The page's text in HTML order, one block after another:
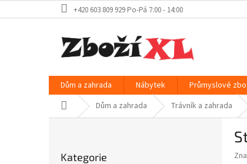
na
+420 603 809 929 Po-Pá 7:00 - 14:00
Dům a zahrada Nábytek Průmyslové
Domů Dům a zahrada Trávník a zahrada
kategorie
Kategorie